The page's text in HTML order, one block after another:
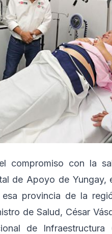
compromiso con la
de Apoyo de
provincia de la
de Salud, César
de